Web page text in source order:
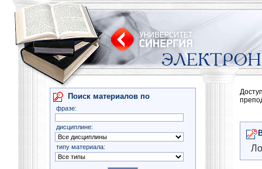
Поиск материалов по
фразе:
дисциплине:
типу материала: